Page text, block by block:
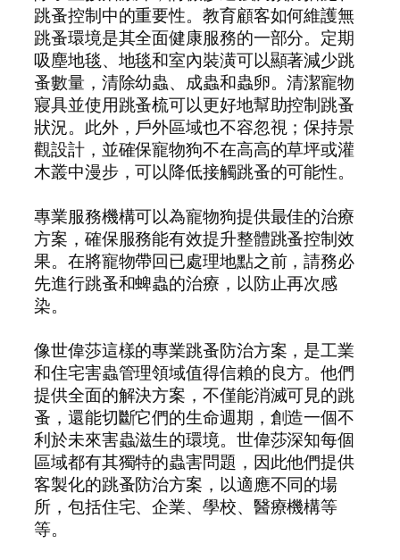
跳蚤控制中的重要性。教育顧客如何維護無
跳蚤環境是其全面健康服務的一部分。定期
吸塵地毯、地毯和室內裝潢可以顯著減少跳
蚤數量，清除幼蟲、成蟲和蟲卵。清潔寵物
寢具並使用跳蚤梳可以更好地幫助控制跳蚤
狀況。此外，戶外區域也不容忽視；保持景
觀設計，並確保寵物狗不在高高的草坪或灌
木叢中漫步，可以降低接觸跳蚤的可能性。
專業服務機構可以為寵物狗提供最佳的治療
方案，確保服務能有效提升整體跳蚤控制效
果。在將寵物帶回已處理地點之前，請務必
先進行跳蚤和蜱蟲的治療，以防止再次感
染。
像世偉莎這樣的專業跳蚤防治方案，是工業
和住宅害蟲管理領域值得信賴的良方。他們
提供全面的解決方案，不僅能消滅可見的跳
蚤，還能切斷它們的生命週期，創造一個不
利於未來害蟲滋生的環境。世偉莎深知每個
區域都有其獨特的蟲害問題，因此他們提供
客製化的跳蚤防治方案，以適應不同的場
所，包括住宅、企業、學校、醫療機構等
等。